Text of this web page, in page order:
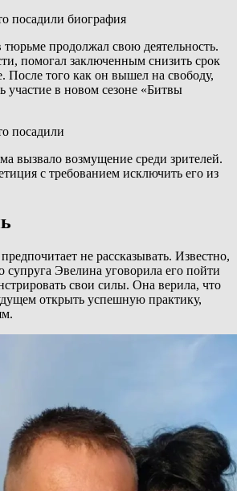
продолжал свою деятельность.
помогал заключенным снизить срок
После того как он вышел на свободу,
участие в новом сезоне «Битвы
вызвало возмущение среди зрителей.
с требованием исключить его из
не рассказывать. Известно,
Эвелина уговорила его пойти
свои силы. Она верила, что
открыть успешную практику,